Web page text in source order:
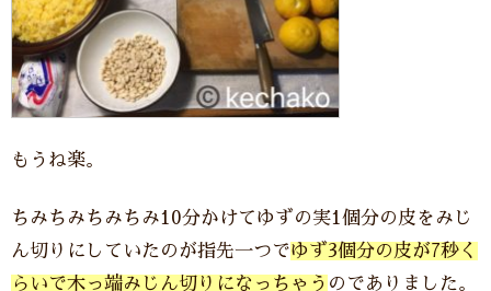
もうね楽。
ちみちみちみちみ10分かけてゆずの実1個分の皮をみじ
ん切りにしていたのが指先一つでゆず3個分の皮が7秒く
らいで木っ端みじん切りになっちゃう のでありました。